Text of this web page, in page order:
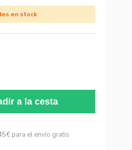
en stock
a la cesta
para el envío gratis